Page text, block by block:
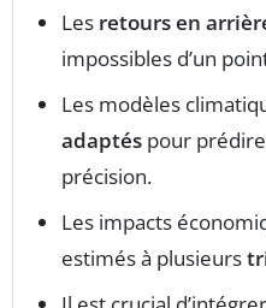
Les retours en
impossibles d’un
Les modèles
adaptés pour
précision.
Les impacts
estimés à plusieurs